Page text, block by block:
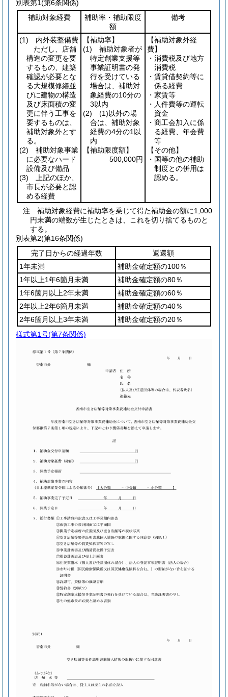
別表第1(第6条関係)
補助対象経費
補助率・補助限度
額
備考
(1) 内外装整備費
ただし、店舗
構造の変更を要
するもの、建築
確認が必要とな
る大規模修繕並
びに建物の構造
及び床面積の変
更に伴う工事を
要するものは、
補助対象外とす
る。
(2) 補助対象事業
に必要なハード
設備及び備品
(3) 上記のほか、
市長が必要と認
める経費
【補助率】
(1) 補助対象者が
特定創業支援等
事業証明書の発
行を受けている
場合は、補助対
象経費の10分の
3以内
(2)
(1)以外の場
合は、補助対象
経費の4分の1以
内
【補助限度額】
500,000円
【補助対象外経
費】
・消費税及び地方
消費税
・賃貸借契約等に
係る経費
・家賃等
・人件費等の運転
資金
・商工会加入に係
る経費、年会費
等
【その他】
・国等の他の補助
制度との併用は
認める。
注 補助対象経費に補助率を乗じて得た補助金の額に1,000
円未満の端数が生じたときは、これを切り捨てるものと
する。
別表第2(第16条関係)
完了日からの経過年数
返還額
1年未満
補助金確定額の100％
1年以上1年6箇月未満
補助金確定額の80％
1年6箇月以上2年未満
補助金確定額の60％
2年以上2年6箇月未満
補助金確定額の40％
2年6箇月以上3年未満
補助金確定額の20％
様式第1号(第7条関係)